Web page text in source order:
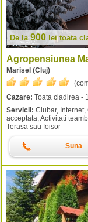
De la900 leitoata
Agropensiunea
Marisel (Cluj)
Cazare: Toata cladirea -
Servicii: Ciubar,
acceptata, Activitati
Terasa sau foisor
Suna